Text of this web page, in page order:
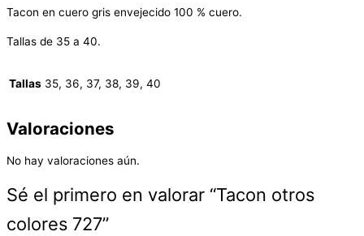
Tacon en cuero gris envejecido 100 % cuero.
Tallas de 35 a 40.
Tallas 35, 36, 37, 38, 39, 40
Valoraciones
No hay valoraciones aún.
Sé el primero en valorar “Tacon otros
colores 727”